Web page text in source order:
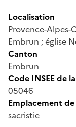
Localisation
Provence-
Embrun ; église
Canton
Embrun
Code INSEE de
05046
Emplacement
sacristie